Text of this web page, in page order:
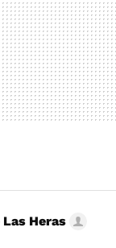
Las Heras